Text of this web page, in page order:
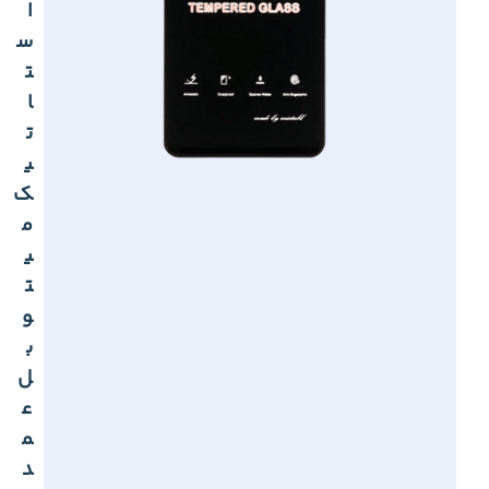
ا
س
ت
ا
ت
ی
ک
م
ی
ت
و
ب
ل
ع
م
د